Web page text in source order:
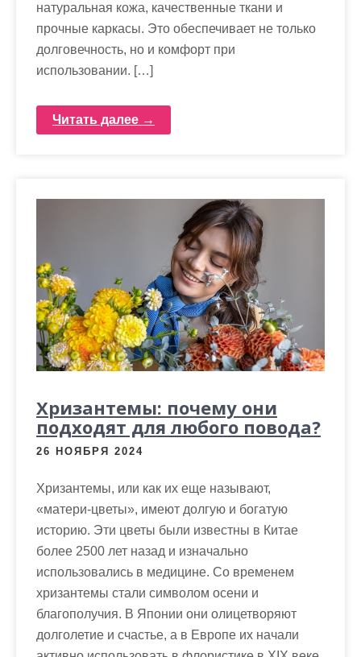
натуральная кожа, качественные ткани и
прочные каркасы. Это обеспечивает не только
долговечность, но и комфорт при
использовании. […]
Читать далее →
Хризантемы: почему они
подходят для любого повода?
26 НОЯБРЯ 2024
Хризантемы, или как их еще называют,
«матери-цветы», имеют долгую и богатую
историю. Эти цветы были известны в Китае
более 2500 лет назад и изначально
использовались в медицине. Со временем
хризантемы стали символом осени и
благополучия. В Японии они олицетворяют
долголетие и счастье, а в Европе их начали